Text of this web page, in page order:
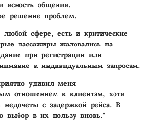
ясность общения.
решение проблем.
сфере, есть и критические
пассажиры жаловались на
при регистрации или
к индивидуальным запросам.
удивил меня
отношением к клиентам, хотя
недочеты с задержкой рейса. В
выбор в их пользу вновь."